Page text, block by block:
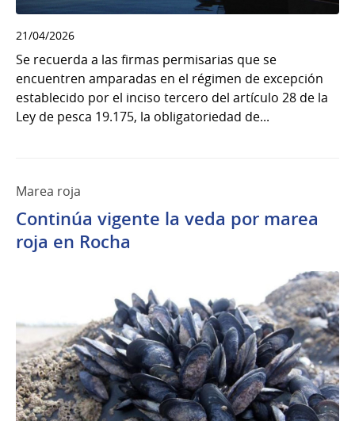
21/04/2026
Se recuerda a las firmas permisarias que se
encuentren amparadas en el régimen de excepción
establecido por el inciso tercero del artículo 28 de la
Ley de pesca 19.175, la obligatoriedad de...
Marea roja
Continúa vigente la veda por marea
roja en Rocha